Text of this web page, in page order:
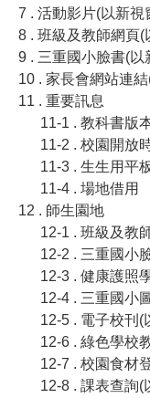
7 . 活動影片(以新視
8 . 班級及教師網頁(
9 . 三重國小臉書(以
10 . 家長會網站連
11 . 重要訊息
11-1 . 教科書版
11-2 . 校園開放
11-3 . 生生用平
11-4 . 場地借用
12 . 師生園地
12-1 . 班級及教
12-2 . 三重國小
12-3 . 健康護照
12-4 . 三重國小
12-5 . 電子校刊(
12-6 . 綠色學校
12-7 . 校園食材
12-8 . 課表查詢(